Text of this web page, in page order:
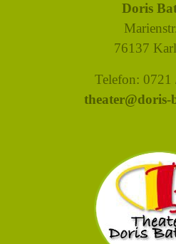
Doris
76137
Telefon: 0721
theater@doris-